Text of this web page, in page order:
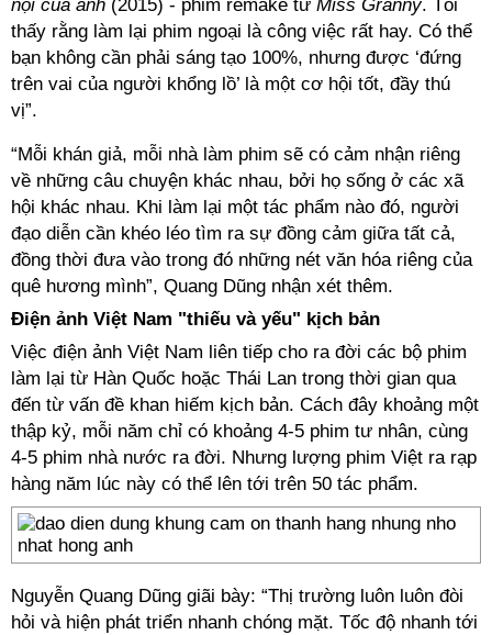
nội của anh (2015) - phim remake từ Miss Granny. Tôi
thấy rằng làm lại phim ngoại là công việc rất hay. Có thể
bạn không cần phải sáng tạo 100%, nhưng được ‘đứng
trên vai của người khổng lồ’ là một cơ hội tốt, đầy thú
vị”.
“Mỗi khán giả, mỗi nhà làm phim sẽ có cảm nhận riêng
về những câu chuyện khác nhau, bởi họ sống ở các xã
hội khác nhau. Khi làm lại một tác phẩm nào đó, người
đạo diễn cần khéo léo tìm ra sự đồng cảm giữa tất cả,
đồng thời đưa vào trong đó những nét văn hóa riêng của
quê hương mình”, Quang Dũng nhận xét thêm.
Điện ảnh Việt Nam "thiếu và yếu" kịch bản
Việc điện ảnh Việt Nam liên tiếp cho ra đời các bộ phim
làm lại từ Hàn Quốc hoặc Thái Lan trong thời gian qua
đến từ vấn đề khan hiếm kịch bản. Cách đây khoảng một
thập kỷ, mỗi năm chỉ có khoảng 4-5 phim tư nhân, cùng
4-5 phim nhà nước ra đời. Nhưng lượng phim Việt ra rạp
hàng năm lúc này có thể lên tới trên 50 tác phẩm.
Nguyễn Quang Dũng giãi bày: “Thị trường luôn luôn đòi
hỏi và hiện phát triển nhanh chóng mặt. Tốc độ nhanh tới